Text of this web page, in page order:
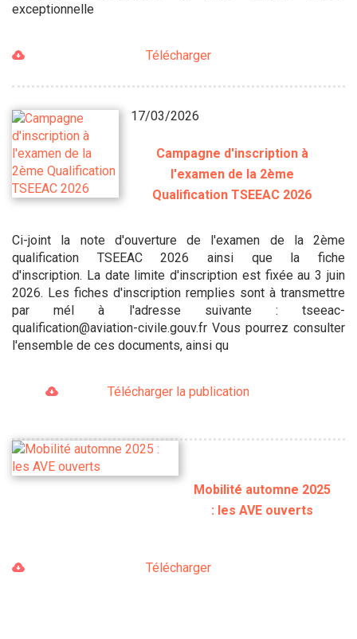
exceptionnelle
Télécharger
17/03/2026
Campagne d'inscription à
l'examen de la 2ème
Qualification TSEEAC 2026
Ci-joint la note d'ouverture de l'examen de la 2ème
qualification TSEEAC 2026 ainsi que la fiche
d'inscription. La date limite d'inscription est fixée au 3 juin
2026. Les fiches d'inscription remplies sont à transmettre
par mél à l'adresse suivante : tseeac-
qualification@aviation-civile.gouv.fr Vous pourrez consulter
l'ensemble de ces documents, ainsi qu
Télécharger la publication
Mobilité automne 2025
: les AVE ouverts
Télécharger